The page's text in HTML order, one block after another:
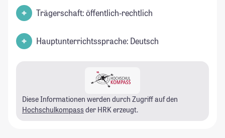
Trägerschaft: öffentlich-rechtlich
Hauptunterrichtssprache: Deutsch
Diese Informationen werden durch Zugriff auf den
Hochschulkompass der HRK erzeugt.